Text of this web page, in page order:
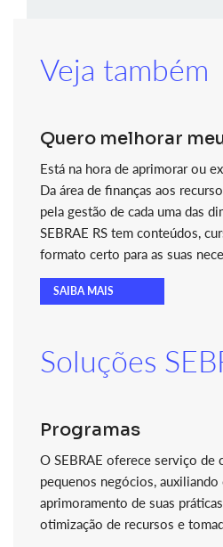
Veja também
Quero melhorar
Está na hora de aprimorar ou
Da área de finanças aos
pela gestão de cada uma das
SEBRAE RS tem conteúdos,
formato certo para as suas
SAIBA MAIS
Soluções
Programas
O SEBRAE oferece serviço de
pequenos negócios,
aprimoramento de suas
otimização de recursos e